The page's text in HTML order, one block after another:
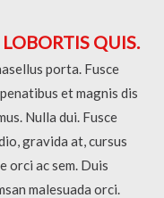
QUIS.
porta. Fusce
et magnis dis
Nulla dui. Fusce
gravida at, cursus
orci ac sem. Duis
malesuada orci.